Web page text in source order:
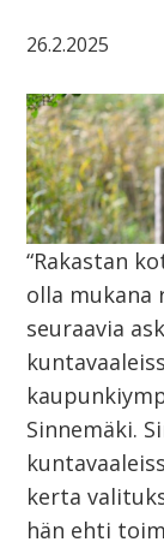
26.2.2025
“Rakastan
olla mukana
seuraavia
Sinnemäki.
kerta
hän ehti